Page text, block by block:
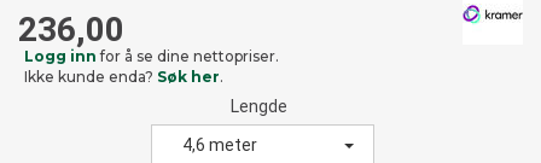
236,00
Logg inn for å se dine nettopriser.
Ikke kunde enda? Søk her.
Lengde
4,6 meter